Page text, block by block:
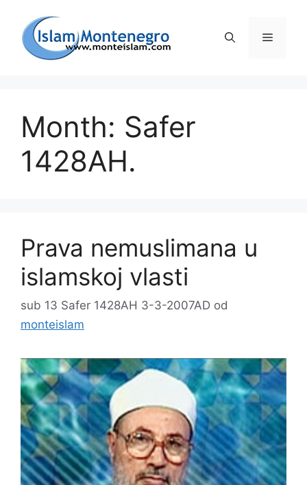
sadržaj
Month: Safer
1428AH.
Prava nemuslimana u
islamskoj vlasti
sub 13 Safer 1428AH 3-3-2007AD od
monteislam